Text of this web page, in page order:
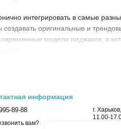
интегрировать в самые
оригинальные и
модели пиджаков, в
фасона пиджаки с
лаконичность, элегантность
информация
89-88
вам?
г.
11.00-